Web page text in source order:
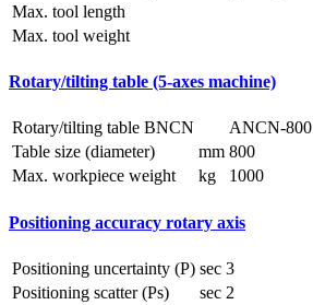
Max. tool length
Max. tool weight
Rotary/tilting table (5-axes machine)
Rotary/tilting table BNCN
ANCN-800
Table size (diameter)
mm 800
Max. workpiece weight
kg 1000
Positioning accuracy rotary axis
Positioning uncertainty (P) sec 3
Positioning scatter (Ps)
sec 2